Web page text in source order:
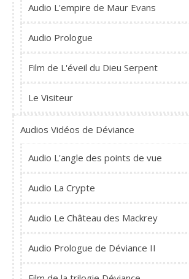
Audio L'empire de Maur Evans
Audio Prologue
Film de L'éveil du Dieu Serpent
Le Visiteur
Audios Vidéos de Déviance
Audio L'angle des points de vue
Audio La Crypte
Audio Le Château des Mackrey
Audio Prologue de Déviance II